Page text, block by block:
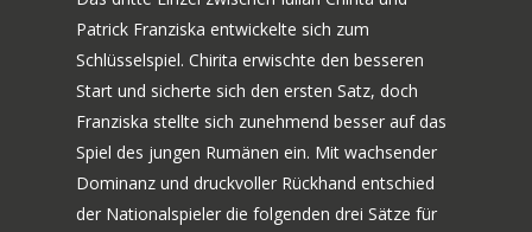
Patrick Franziska entwickelte sich zum
Schlüsselspiel. Chirita erwischte den besseren
Start und sicherte sich den ersten Satz, doch
Franziska stellte sich zunehmend besser auf das
Spiel des jungen Rumänen ein. Mit wachsender
Dominanz und druckvoller Rückhand entschied
der Nationalspieler die folgenden drei Sätze für
VEREINSSHOP
TTF MAG
PARTNER
AMATEURE